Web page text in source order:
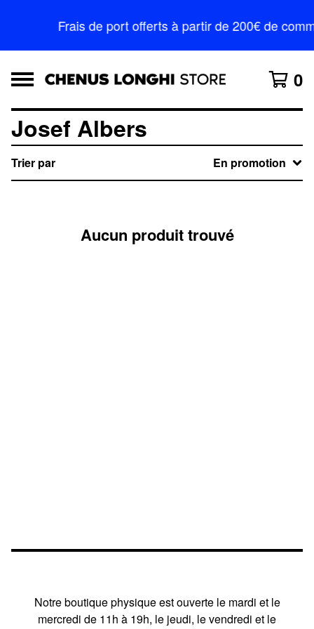
Frais de port offerts à partir de 200€ de
0
Josef Albers
Trier par En promotion
Aucun produit trouvé
Notre boutique physique est ouverte le mardi et le
mercredi de 11h à 19h, le jeudi, le vendredi et le